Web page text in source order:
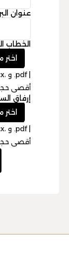
عنوان
الخطاب
أقصى حجم
إرفاق
أقصى حجم